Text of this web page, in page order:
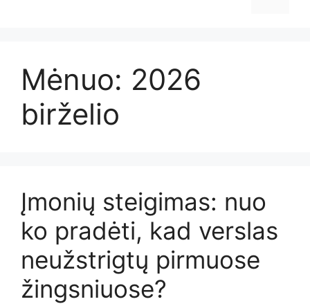
Mėnuo: 2026
birželio
Įmonių steigimas: nuo
ko pradėti, kad verslas
neužstrigtų pirmuose
žingsniuose?